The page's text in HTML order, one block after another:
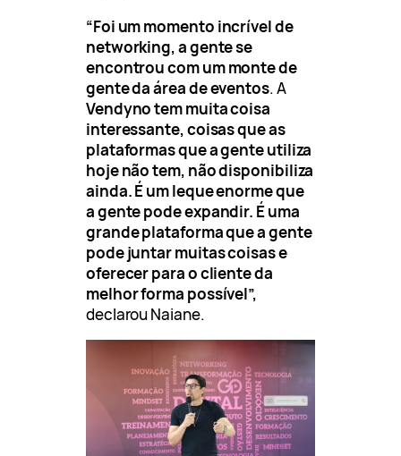
“Foi um momento incrível de
networking, a gente se
encontrou com um monte de
gente da área de eventos. A
Vendyno tem muita coisa
interessante, coisas que as
plataformas que a gente utiliza
hoje não tem, não disponibiliza
ainda. É um leque enorme que
a gente pode expandir. É uma
grande plataforma que a gente
pode juntar muitas coisas e
oferecer para o cliente da
melhor forma possível”,
declarou Naiane.